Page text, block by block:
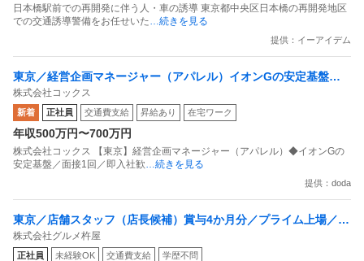
日本橋駅前での再開発に伴う人・車の誘導 東京都中央区日本橋の再開発地区
での交通誘導警備をお任せいた …続きを見る
提供：イーアイデム
東京／経営企画マネージャー（アパレル）イオンGの安定基盤／
面接1回／即入社歓迎
株式会社コックス
新着 正社員 交通費支給 昇給あり 在宅ワーク
年収500万円〜700万円
株式会社コックス 【東京】経営企画マネージャー（アパレル）◆イオンGの
安定基盤／面接1回／即入社歓 …続きを見る
提供：doda
東京／店舗スタッフ（店長候補）賞与4か月分／プライム上場／残
業月15H以下／新店オープン多数
株式会社グルメ杵屋
正社員 未経験OK 交通費支給 学歴不問